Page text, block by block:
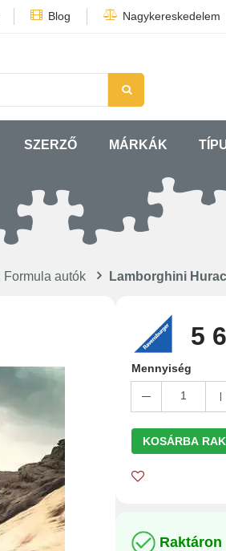
Blog Nagykereskedelem
SZERZŐ MÁRKÁK
Formula autók Lamborghini
5
Mennyiség
1
KOSÁRBA
Raktáron